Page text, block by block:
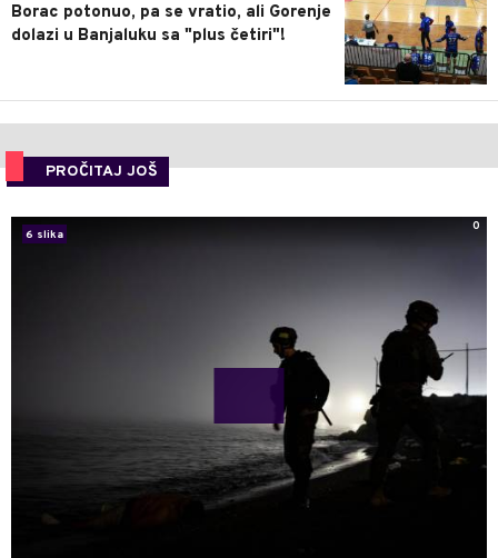
Borac potonuo, pa se vratio, ali Gorenje
dolazi u Banjaluku sa "plus četiri"!
PROČITAJ JOŠ
6 slika
0